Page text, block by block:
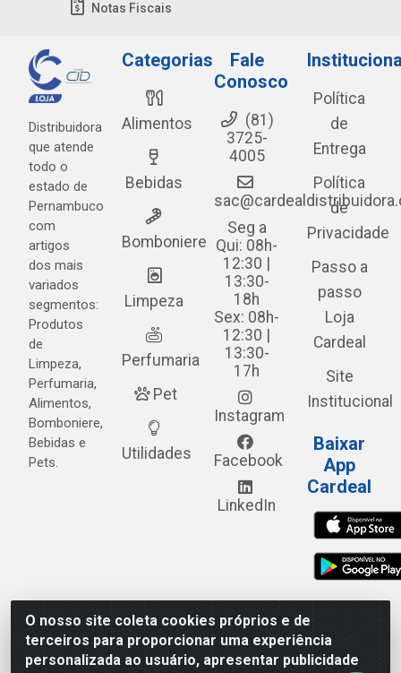
O nosso site coleta cookies próprios e de
terceiros para proporcionar uma experiência
personalizada ao usuário, apresentar publicidade
Notas Fiscais
Distribuidora
que atende
todo o
estado de
Pernambuco
com
artigos
dos mais
variados
segmentos:
Produtos
de
Limpeza,
Perfumaria,
Alimentos,
Bomboniere,
Bebidas e
Pets.
Categorias
Alimentos
Bebidas
Bomboniere
Limpeza
Perfumaria
Pet
Utilidades
Fale
Conosco
(81)
3725-
4005
Seg a
Qui: 08h-
12:30 |
13:30-
18h
Sex: 08h-
12:30 |
13:30-
17h
Instagram
Facebook
LinkedIn
Política
de
Entrega
Política
de
Privacidade
Passo a
passo
Loja
Cardeal
Site
Institucional
Baixar
App
Cardeal
Cardeal Distribuidora - Estrada Alto do Moura, 582 - Alto
do Moura - Caruaru/PE - CEP 55.040-120 - CNPJ